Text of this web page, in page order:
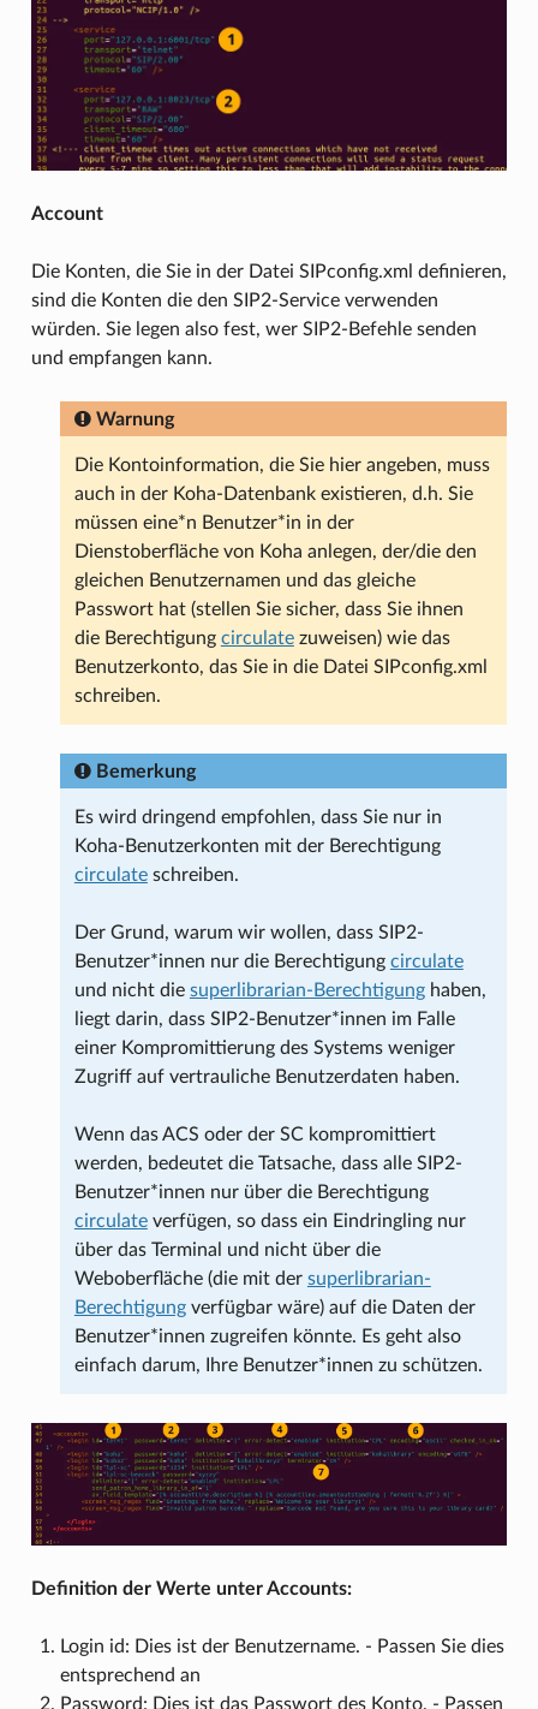
Account
Die Konten, die Sie in der Datei SIPconfig.xml definieren,
sind die Konten die den SIP2-Service verwenden
würden. Sie legen also fest, wer SIP2-Befehle senden
und empfangen kann.
Warnung
Die Kontoinformation, die Sie hier angeben, muss
auch in der Koha-Datenbank existieren, d.h. Sie
müssen eine*n Benutzer*in in der
Dienstoberfläche von Koha anlegen, der/die den
gleichen Benutzernamen und das gleiche
Passwort hat (stellen Sie sicher, dass Sie ihnen
die Berechtigung circulatezuweisen) wie das
Benutzerkonto, das Sie in die Datei SIPconfig.xml
schreiben.
Bemerkung
Es wird dringend empfohlen, dass Sie nur in
Koha-Benutzerkonten mit der Berechtigung
circulateschreiben.
Der Grund, warum wir wollen, dass SIP2-
Benutzer*innen nur die Berechtigung circulate
und nicht die superlibrarian-Berechtigunghaben,
liegt darin, dass SIP2-Benutzer*innen im Falle
einer Kompromittierung des Systems weniger
Zugriff auf vertrauliche Benutzerdaten haben.
Wenn das ACS oder der SC kompromittiert
werden, bedeutet die Tatsache, dass alle SIP2-
Benutzer*innen nur über die Berechtigung
circulateverfügen, so dass ein Eindringling nur
über das Terminal und nicht über die
Weboberfläche (die mit der superlibrarian-
Berechtigungverfügbar wäre) auf die Daten der
Benutzer*innen zugreifen könnte. Es geht also
einfach darum, Ihre Benutzer*innen zu schützen.
Definition der Werte unter Accounts:
Login id: Dies ist der Benutzername. - Passen Sie dies
entsprechend an
Password: Dies ist das Passwort des Konto. - Passen